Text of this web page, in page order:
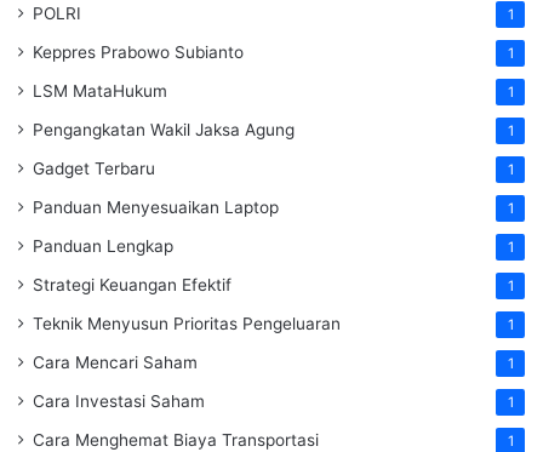
POLRI 1
Keppres Prabowo Subianto 1
LSM MataHukum 1
Pengangkatan Wakil Jaksa Agung 1
Gadget Terbaru 1
Panduan Menyesuaikan Laptop 1
Panduan Lengkap 1
Strategi Keuangan Efektif 1
Teknik Menyusun Prioritas Pengeluaran 1
Cara Mencari Saham 1
Cara Investasi Saham 1
Cara Menghemat Biaya Transportasi 1